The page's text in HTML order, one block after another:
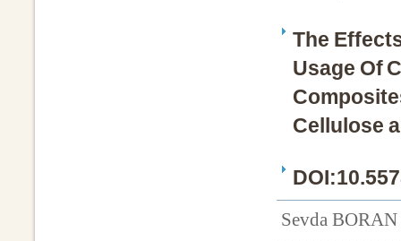
The
Usage Of
Cellulose
Sevda BORAN